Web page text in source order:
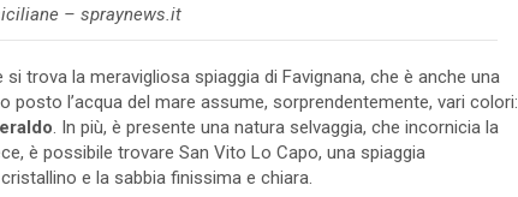
– spraynews.it
trova la meravigliosa spiaggia di Favignana, che è anche una
posto l’acqua del mare assume, sorprendentemente, vari colori:
. In più, è presente una natura selvaggia, che incornicia la
è possibile trovare San Vito Lo Capo, una spiaggia
e la sabbia finissima e chiara.